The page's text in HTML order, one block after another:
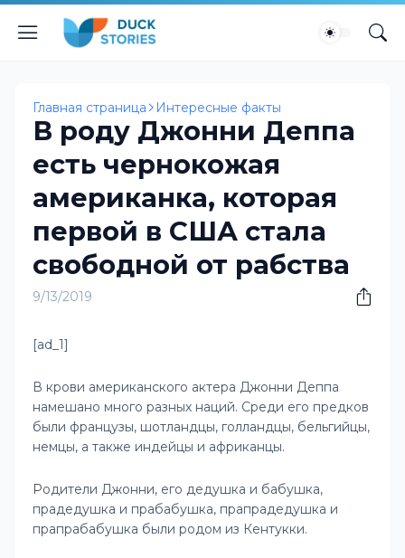
Главная страница Интересные факты
В роду Джонни Деппа
есть чернокожая
американка, которая
первой в США стала
свободной от рабства
9/13/2019
[ad_1]
В крови американского актера Джонни Деппа
намешано много разных наций. Среди его предков
были французы, шотландцы, голландцы, бельгийцы,
немцы, а также индейцы и африканцы.
Родители Джонни, его дедушка и бабушка,
прадедушка и прабабушка, прапрадедушка и
прапрабабушка были родом из Кентукки.